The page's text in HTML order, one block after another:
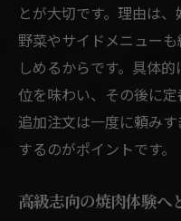
とが大切です。理由は、
野菜やサイドメニュー
しめるからです。具体
位を味わい、その後に定
追加注文は一度に頼み
するのがポイントです。
高級志向の焼肉体験へ